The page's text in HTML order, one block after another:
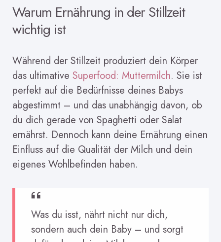
Warum Ernährung in der Stillzeit
wichtig ist
Während der Stillzeit produziert dein Körper
das ultimative Superfood: Muttermilch. Sie ist
perfekt auf die Bedürfnisse deines Babys
abgestimmt – und das unabhängig davon, ob
du dich gerade von Spaghetti oder Salat
ernährst. Dennoch kann deine Ernährung einen
Einfluss auf die Qualität der Milch und dein
eigenes Wohlbefinden haben.
Was du isst, nährt nicht nur dich,
sondern auch dein Baby – und sorgt